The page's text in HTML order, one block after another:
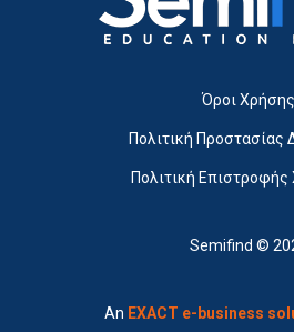
Όροι Χρήσης
Πολιτική Προστασίας
Πολιτική
Semifind ©
An EXACT e-business